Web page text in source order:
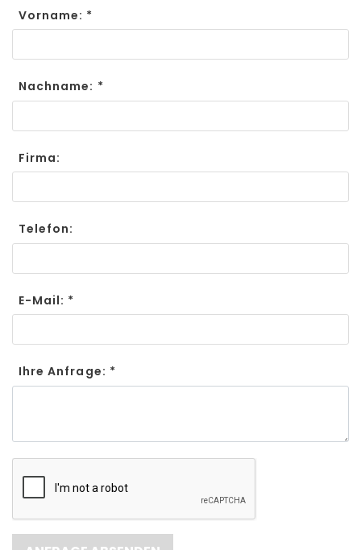
Vorname: *
Nachname: *
Firma:
Telefon:
E-Mail: *
Ihre Anfrage: *